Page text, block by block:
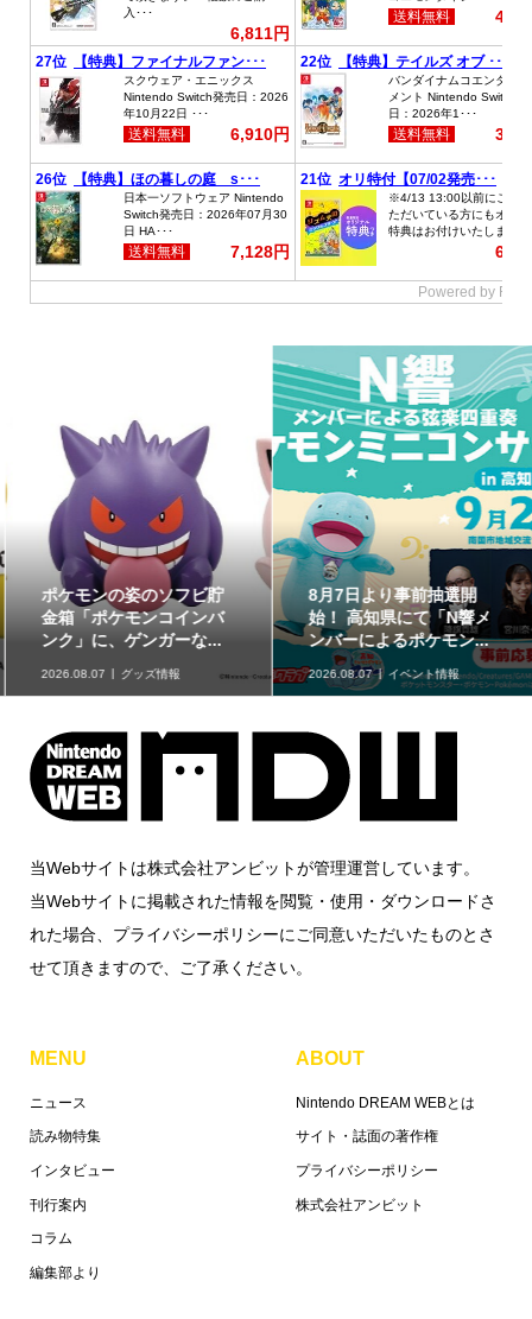
ポケモンの姿のソフビ貯
金箱「ポケモンコインバ
ンク」に、ゲンガーな...
2026.08.07 グッズ情報
8月7日より事前抽選開
始！ 高知県にて「N響メ
ンバーによるポケモン...
2026.08.07 イベント情報
当Webサイトは株式会社アンビットが管理運営しています。
当Webサイトに掲載された情報を閲覧・使用・ダウンロードさ
れた場合、プライバシーポリシーにご同意いただいたものとさ
せて頂きますので、ご了承ください。
MENU
ニュース
読み物特集
インタビュー
刊行案内
コラム
編集部より
ABOUT
Nintendo DREAM WEBとは
サイト・誌面の著作権
プライバシーポリシー
株式会社アンビット